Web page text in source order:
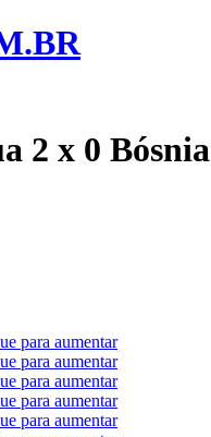
2 x 0 Bósnia
para aumentar
para aumentar
para aumentar
para aumentar
para aumentar